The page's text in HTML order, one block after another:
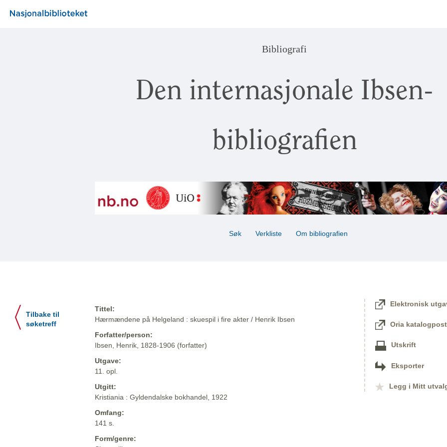
Bibliografi
Den internasjonale Ibsen-
bibliografien
Søk Verkliste Om bibliografien
Tilbake til
søketreff
Tittel:
Hærmændene på Helgeland : skuespil i fire akter / Henrik Ibsen
Forfatter/person:
Ibsen, Henrik, 1828-1906 (forfatter)
Utgave:
11. opl.
Utgitt:
Kristiania : Gyldendalske bokhandel, 1922
Omfang:
141 s.
Form/genre:
Elektronisk
Oria katalogpost
Utskrift
Eksporter
Legg i Mitt